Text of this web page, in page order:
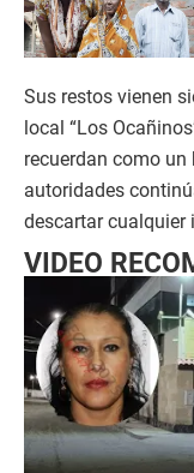
Sus restos vienen
local “Los
recuerdan como
autoridades
descartar cualquier
VIDEO